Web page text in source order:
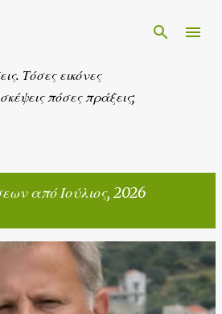
Τόσες εικόνες
πόσες πράξεις;
από Ιούλιος, 2026